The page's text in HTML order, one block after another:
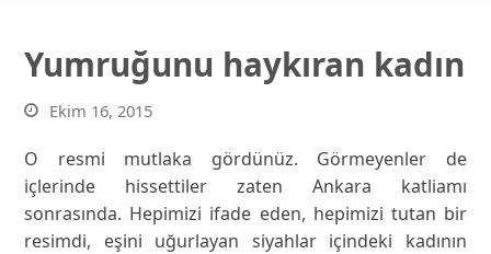
Yumruğunu haykıran kadın
Ekim 16, 2015
O resmi mutlaka gördünüz. Görmeyenler de
içlerinde hissettiler zaten Ankara katliamı
sonrasında. Hepimizi ifade eden, hepimizi tutan bir
resimdi, eşini uğurlayan siyahlar içindeki kadının